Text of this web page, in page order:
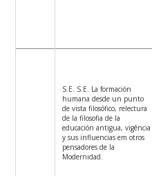
S.E. S.E. La formación
humana desde un punto
de vista filosófico, relectura
de la filosofia de la
educación antigua, vigência
y sus influencias em otros
pensadores de la
Modernidad.